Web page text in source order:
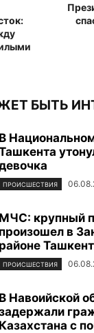
БЫТЬ
В
ПРОИСШЕСТВИЯ
МЧС: крупный
произошел в
районе
ПРОИСШЕСТВИЯ
В Навоийской
Казахстана с